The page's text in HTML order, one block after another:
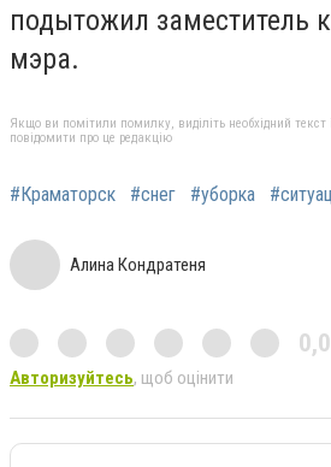
подытожил заместитель
мэра.
Якщо ви помітили помилку, виділіть необхідний текст
повідомити про це редакцію
#Краматорск #снег #уборка
Алина Кондратеня
0,0
Авторизуйтесь, щоб оцінити